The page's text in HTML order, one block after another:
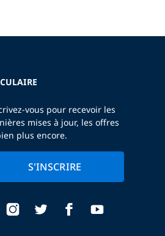
vous pour recevoir les
mises à jour, les offres
plus encore.
S'INSCRIRE